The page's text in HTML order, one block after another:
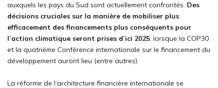
auxquels les pays du Sud sont actuellement confrontés. Des
décisions cruciales sur la manière de mobiliser plus
efficacement des financements plus conséquents pour
l’action climatique seront prises d’ici 2025, lorsque la COP30
et la quatrième Conférence internationale sur le financement du
développement auront lieu (entre autres).
La réforme de l’architecture financière internationale se